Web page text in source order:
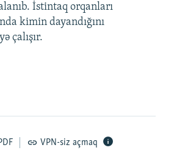
İstintaq orqanları
kimin dayandığını
çalışır.
VPN-siz açmaq